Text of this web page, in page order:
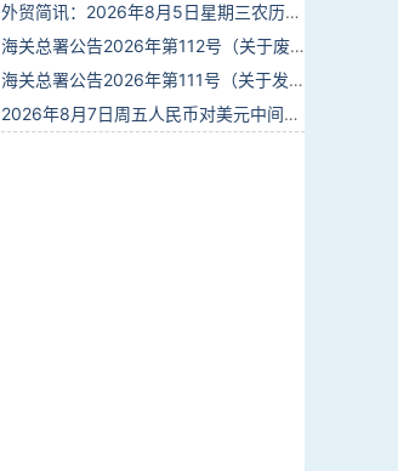
外贸简讯：2026年8月5日星期三农历六月廿三
海关总署公告2026年第112号（关于废止部分卫生检疫类规范性文件的公告）
海关总署公告2026年第111号（关于发布《进出境动植物检疫处理监督管理工作规定》《进出境卫生处理监督管理工作规定》的公告）
2026年8月7日周五人民币对美元中间价报6.7904调贬9个基点